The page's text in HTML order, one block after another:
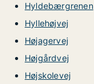
Hyldebærgrenen
Hyllehøjvej
Højagervej
Højgårdvej
Højskolevej